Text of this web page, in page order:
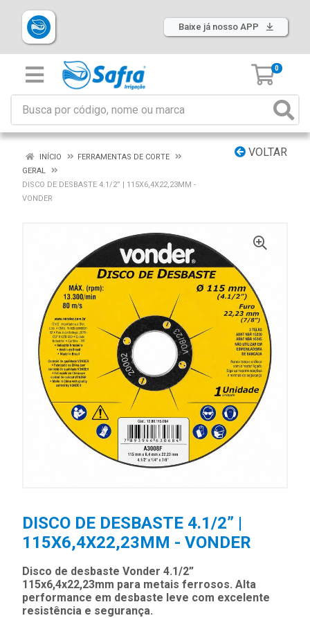
Baixe já nosso APP
0
VOLTAR
INÍCIO
FERRAMENTAS DE CORTE
GERAL
DISCO DE DESBASTE 4.1/2” | 115X6,4X22,23MM -
VONDER
DISCO DE DESBASTE 4.1/2” |
115X6,4X22,23MM - VONDER
Disco de desbaste Vonder 4.1/2”
115x6,4x22,23mm para metais ferrosos. Alta
performance em desbaste leve com excelente
resistência e segurança.